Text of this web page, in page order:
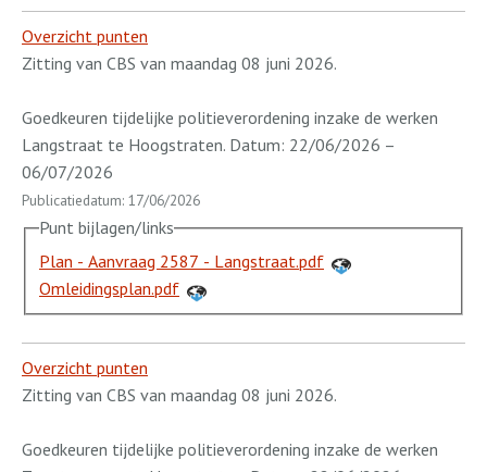
Overzicht punten
Zitting van CBS van maandag 08 juni 2026.
Goedkeuren tijdelijke politieverordening inzake de werken
Langstraat te Hoogstraten. Datum: 22/06/2026 –
06/07/2026
Publicatiedatum: 17/06/2026
Punt bijlagen/links
Plan - Aanvraag 2587 - Langstraat.pdf
Omleidingsplan.pdf
Overzicht punten
Zitting van CBS van maandag 08 juni 2026.
Goedkeuren tijdelijke politieverordening inzake de werken